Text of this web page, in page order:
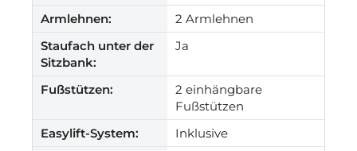
Armlehnen:
2 Armlehnen
Staufach unter der
Sitzbank:
Ja
Fußstützen:
2 einhängbare
Fußstützen
Easylift-System:
Inklusive